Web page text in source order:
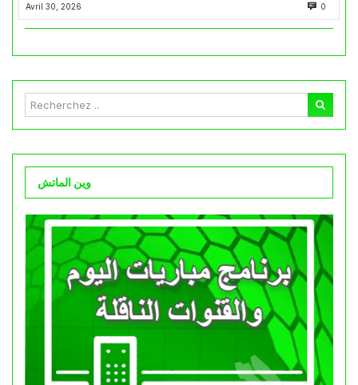
Avril 30, 2026 0
وين الماتش